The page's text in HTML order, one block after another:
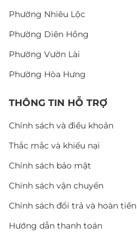
Phường Nhiêu Lộc
Phường Diên Hồng
Phường Vườn Lài
Phường Hòa Hưng
THÔNG TIN HỖ TRỢ
Chính sách và điều khoản
Thắc mắc và khiếu nại
Chính sách bảo mật
Chính sách vận chuyển
Chính sách đổi trả và hoàn tiền
Hướng dẫn thanh toán